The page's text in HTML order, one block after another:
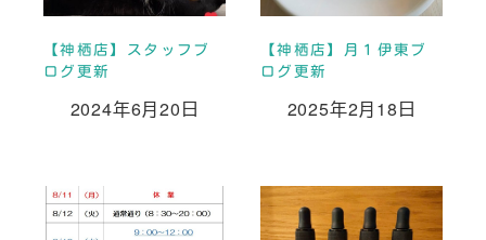
【神栖店】スタッフブ
ログ更新
投稿日
2024年6月20日
【神栖店】月１伊東ブ
ログ更新
投稿日
2025年2月18日